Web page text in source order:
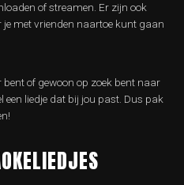
of streamen. Er zijn ook
met vrienden naartoe kunt gaan
bent of gewoon op zoek bent naar
een liedje dat bij jou past. Dus pak